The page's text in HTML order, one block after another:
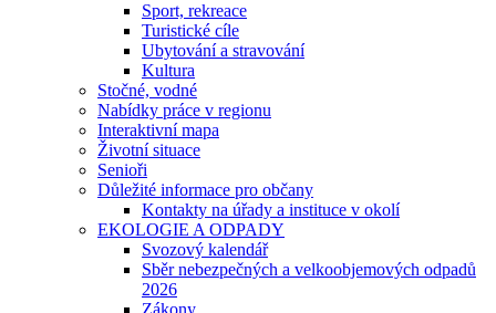
Sport, rekreace
Turistické cíle
Ubytování a stravování
Kultura
Stočné, vodné
Nabídky práce v regionu
Interaktivní mapa
Životní situace
Senioři
Důležité informace pro občany
Kontakty na úřady a instituce v okolí
EKOLOGIE A ODPADY
Svozový kalendář
Sběr nebezpečných a velkoobjemových odpadů
2026
Zákony